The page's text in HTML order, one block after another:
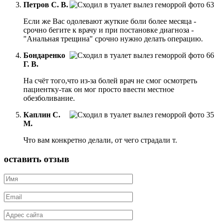
Петров С. В.
Если же Вас одолевают жуткие боли более месяца -
срочно бегите к врачу и при постановке диагноза -
"Анальная трещина" срочно нужно делать операцию.
Бондаренко
Г. В.
На счёт того,что из-за болей врач не смог осмотреть
пациентку-так он мог просто ввести местное
обезболивание.
Каплин С.
М.
Что вам конкретно делали, от чего страдали т.
оставить отзыв